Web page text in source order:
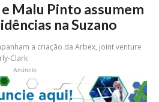
Malu Pinto assumem
na Suzano
a criação da Arbex, joint venture
Clark
Anúncio